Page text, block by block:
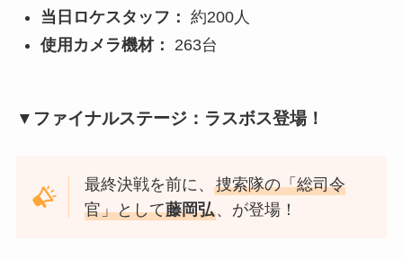
当日ロケスタッフ： 約200人
使用カメラ機材：
263台
▼ファイナルステージ：ラスボス登場！
最終決戦を前に、捜索隊の「総司令
官」として藤岡弘、が登場！